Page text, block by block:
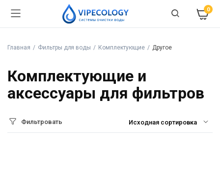
0
Главная Фильтры для воды Комплектующие Другое
Комплектующие и
аксессуары для фильтров
Фильтровать